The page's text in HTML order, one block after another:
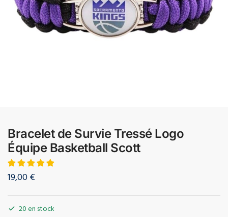
Bracelet de Survie Tressé Logo
Équipe Basketball Scott
19,00€
20 en stock